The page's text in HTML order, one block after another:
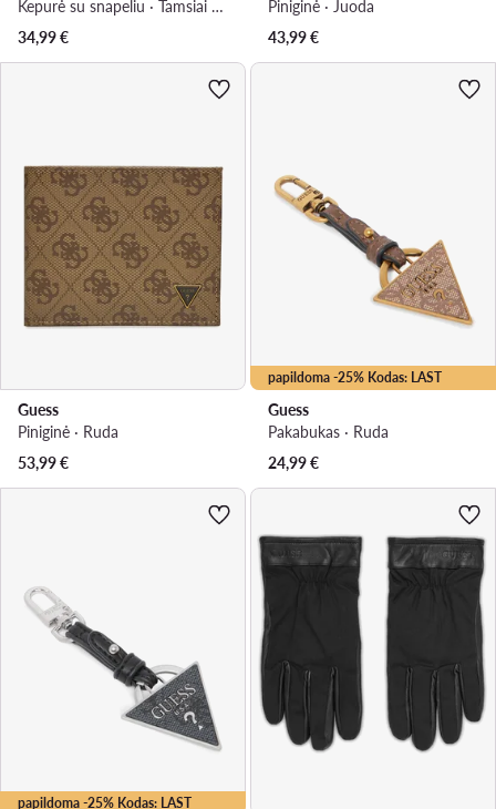
Kepurė su snapeliu · Tamsiai pilka
34,99€
Piniginė · Juoda
43,99€
Guess
Piniginė · Ruda
53,99€
papildoma -25% Kodas: LAST
Guess
Pakabukas · Ruda
24,99€
papildoma -25% Kodas: LAST